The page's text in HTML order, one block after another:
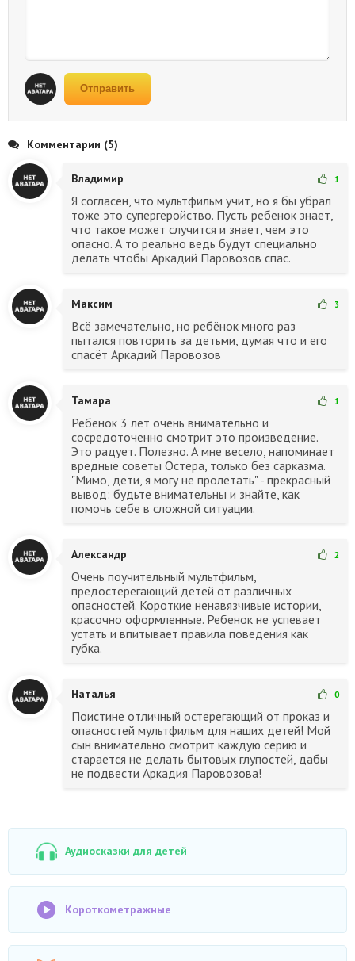
Отправить
Комментарии (5)
Владимир 1
Я согласен, что мультфильм учит, но я бы убрал
тоже это супергеройство. Пусть ребенок знает,
что такое может случится и знает, чем это
опасно. А то реально ведь будут специально
делать чтобы Аркадий Паровозов спас.
Максим 3
Всё замечательно, но ребёнок много раз
пытался повторить за детьми, думая что и его
спасёт Аркадий Паровозов
Тамара 1
Ребенок 3 лет очень внимательно и
сосредоточенно смотрит это произведение.
Это радует. Полезно. А мне весело, напоминает
вредные советы Остера, только без сарказма.
"Мимо, дети, я могу не пролетать" - прекрасный
вывод: будьте внимательны и знайте, как
помочь себе в сложной ситуации.
Александр 2
Очень поучительный мультфильм,
предостерегающий детей от различных
опасностей. Короткие ненавязчивые истории,
красочно оформленные. Ребенок не успевает
устать и впитывает правила поведения как
губка.
Наталья 0
Поистине отличный остерегающий от проказ и
опасностей мультфильм для наших детей! Мой
сын внимательно смотрит каждую серию и
старается не делать бытовых глупостей, дабы
не подвести Аркадия Паровозова!
Аудиосказки для детей
Короткометражные